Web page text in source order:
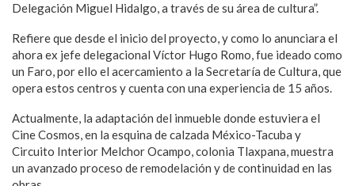
Delegación Miguel Hidalgo, a través de su área de cultura”.
Refiere que desde el inicio del proyecto, y como lo anunciara el
ahora ex jefe delegacional Víctor Hugo Romo, fue ideado como
un Faro, por ello el acercamiento a la Secretaría de Cultura, que
opera estos centros y cuenta con una experiencia de 15 años.
Actualmente, la adaptación del inmueble donde estuviera el
Cine Cosmos, en la esquina de calzada México-Tacuba y
Circuito Interior Melchor Ocampo, colonia Tlaxpana, muestra
un avanzado proceso de remodelación y de continuidad en las